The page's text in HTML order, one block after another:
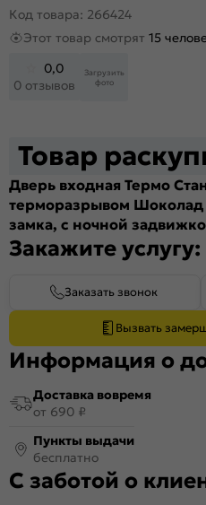
Код товара: 266424
Этот товар смотрят 15
0,0
0 отзывов
Загрузить
фото
Товар
Дверь входная Термо
терморазрывом
замка, с ночной
Закажите услугу:
Заказать звонок
Вызвать
Информация о
Доставка вовремя
от 690 ₽
Пункты выдачи
бесплатно
С заботой о